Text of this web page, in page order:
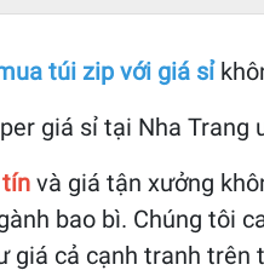
túi zip với giá sỉ
giá sỉ tại Nha Trang
và giá tận xưởng
bao bì. Chúng tôi
giá cả cạnh tranh trên